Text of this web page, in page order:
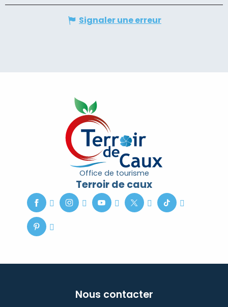
Signaler une erreur
Office de tourisme
Terroir de caux
Nous contacter